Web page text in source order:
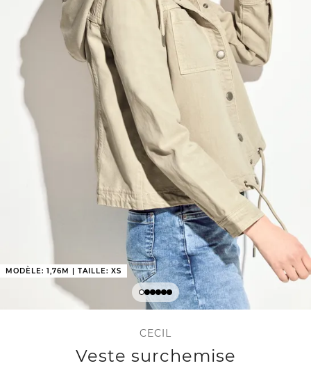
MODÈLE: 1,76M | TAILLE: XS
CECIL
Veste surchemise